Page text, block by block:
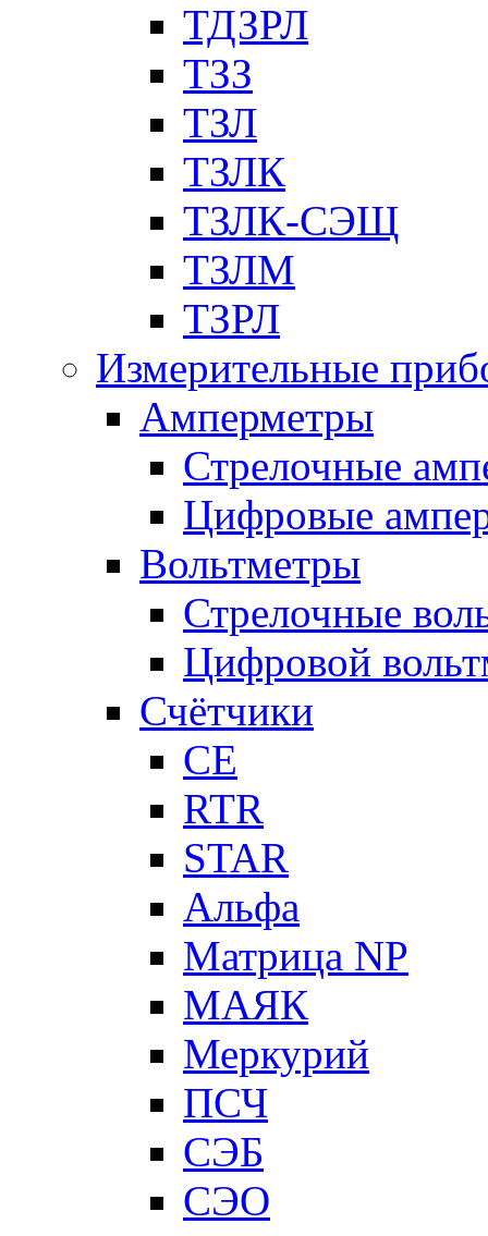
ТДЗРЛ
ТЗЗ
ТЗЛ
ТЗЛК
ТЗЛК-СЭЩ
ТЗЛМ
ТЗРЛ
Измерительные
Амперметры
Стрелочные
Цифровые
Вольтметры
Стрелочные
Цифровой
Счётчики
CE
RTR
STAR
Альфа
Матрица NP
МАЯК
Меркурий
ПСЧ
СЭБ
СЭО